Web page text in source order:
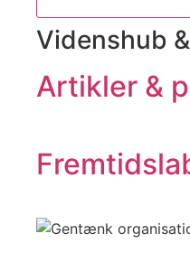
Videnshub
Artikler &